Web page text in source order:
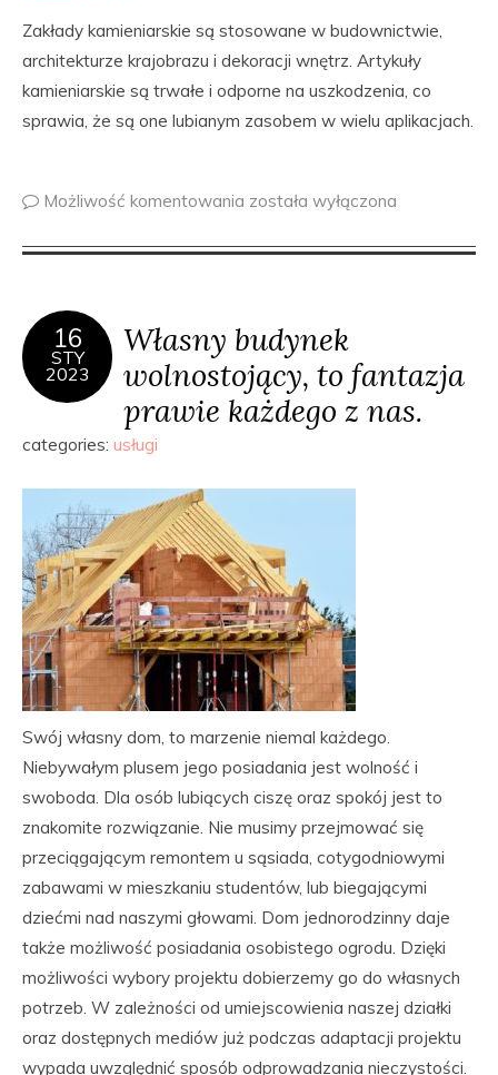
Zakłady kamieniarskie są stosowane w budownictwie,
architekturze krajobrazu i dekoracji wnętrz. Artykuły
kamieniarskie są trwałe i odporne na uszkodzenia, co
sprawia, że są one lubianym zasobem w wielu aplikacjach.
Możliwość komentowania została wyłączona
16
STY
2023
Własny budynek
wolnostojący, to fantazja
prawie każdego z nas.
categories: usługi
Swój własny dom, to marzenie niemal każdego.
Niebywałym plusem jego posiadania jest wolność i
swoboda. Dla osób lubiących ciszę oraz spokój jest to
znakomite rozwiązanie. Nie musimy przejmować się
przeciągającym remontem u sąsiada, cotygodniowymi
zabawami w mieszkaniu studentów, lub biegającymi
dziećmi nad naszymi głowami. Dom jednorodzinny daje
także możliwość posiadania osobistego ogrodu. Dzięki
możliwości wybory projektu dobierzemy go do własnych
potrzeb. W zależności od umiejscowienia naszej działki
oraz dostępnych mediów już podczas adaptacji projektu
wypada uwzględnić sposób odprowadzania nieczystości.